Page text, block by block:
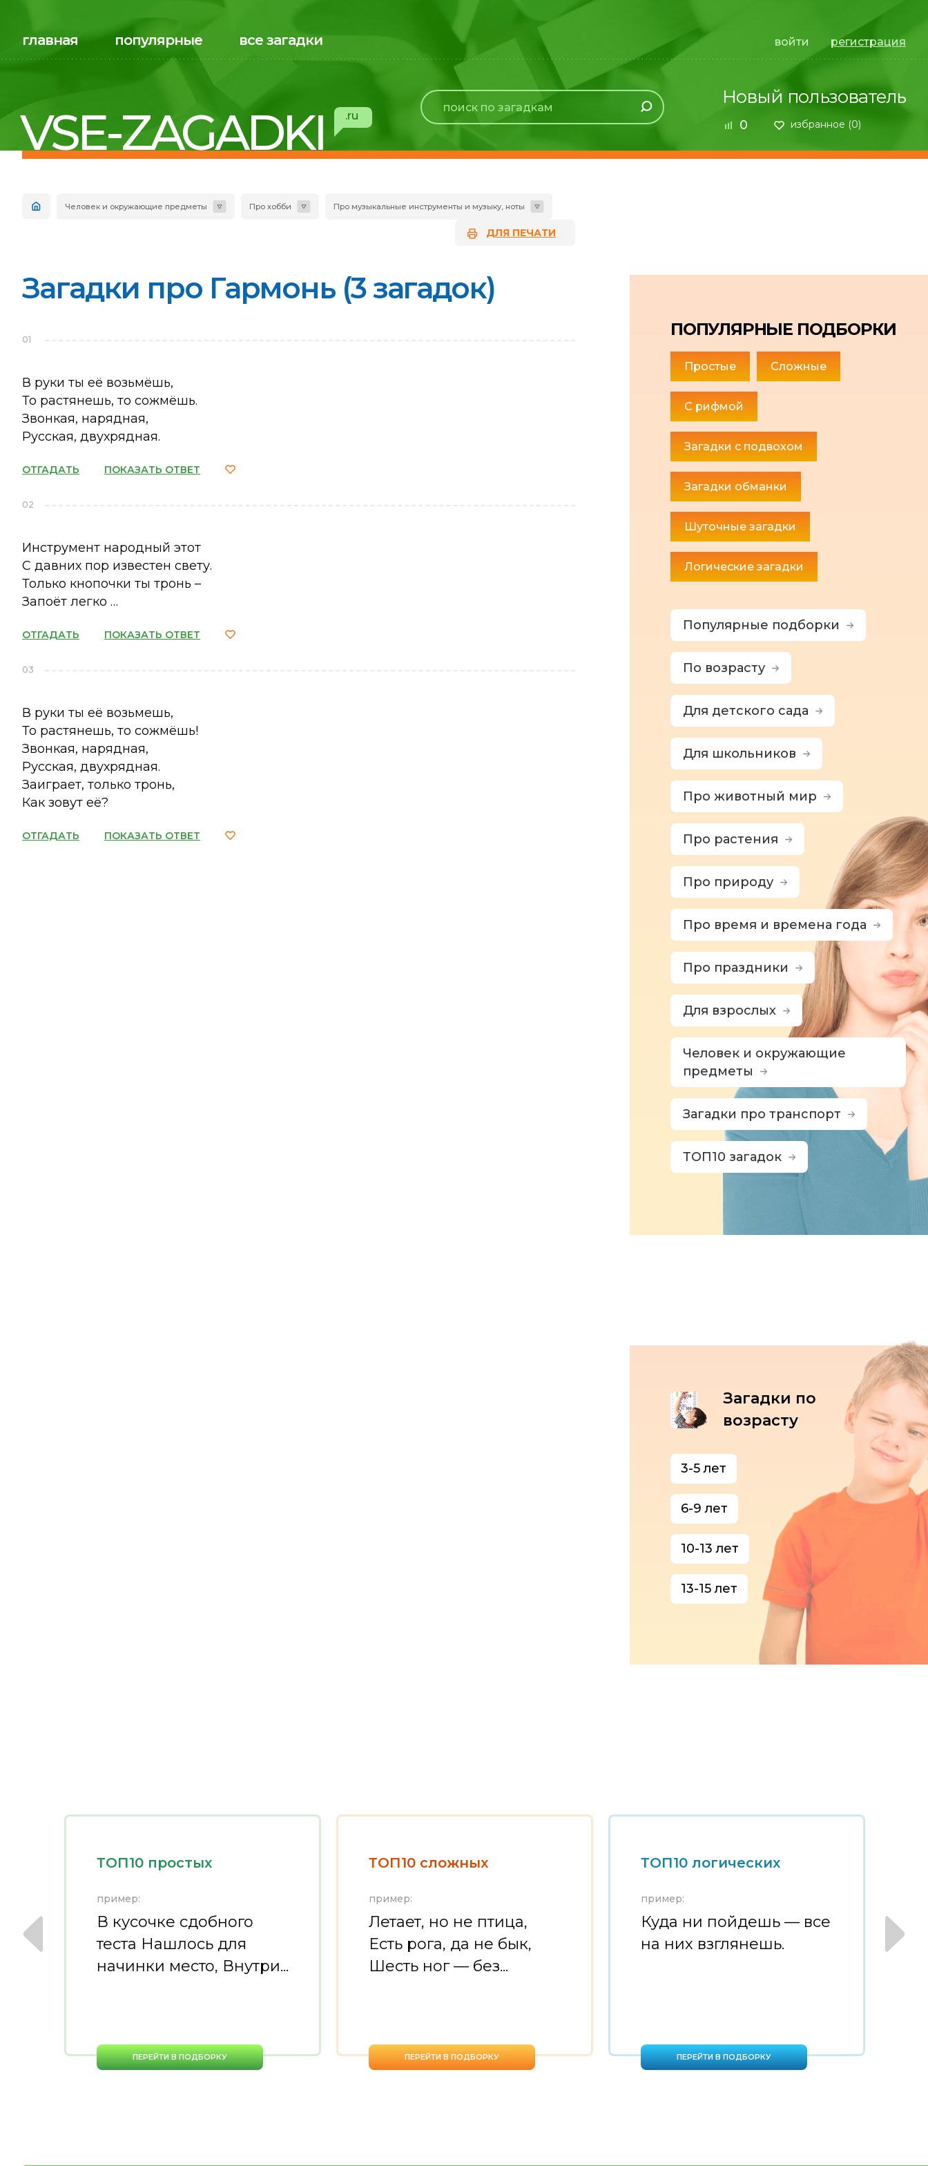
главная популярные все загадки войти регистрация
VSE-ZAGADKI .ru
Новый пользователь
0 избранное (0)
Человек и окружающие предметы Про хобби Про музыкальные инструменты и музыку, ноты
ДЛЯ ПЕЧАТИ
Загадки про Гармонь (3 загадок)
01
В руки ты её возьмёшь,
То растянешь, то сожмёшь.
Звонкая, нарядная,
Русская, двухрядная.
ОТГАДАТЬ ПОКАЗАТЬ ОТВЕТ
02
Инструмент народный этот
С давних пор известен свету.
Только кнопочки ты тронь –
Запоёт легко …
ОТГАДАТЬ ПОКАЗАТЬ ОТВЕТ
03
В руки ты её возьмешь,
То растянешь, то сожмёшь!
Звонкая, нарядная,
Русская, двухрядная.
Заиграет, только тронь,
Как зовут её?
ОТГАДАТЬ ПОКАЗАТЬ ОТВЕТ
ПОПУЛЯРНЫЕ ПОДБОРКИ
Простые Сложные
С рифмой
Загадки с подвохом
Загадки обманки
Шуточные загадки
Логические загадки
Популярные подборки
По возрасту
Для детского сада
Для школьников
Про животный мир
Про растения
Про природу
Про время и времена года
Про праздники
Для взрослых
Человек и окружающие
предметы
Загадки про транспорт
ТОП10 загадок
Загадки по
возрасту
3-5 лет
6-9 лет
10-13 лет
13-15 лет
ТОП10 простых
пример:
В кусочке сдобного
теста Нашлось для
начинки место, Внутри...
ПЕРЕЙТИ В ПОДБОРКУ
ТОП10 сложных
пример:
Летает, но не птица,
Есть рога, да не бык,
Шесть ног — без...
ПЕРЕЙТИ В ПОДБОРКУ
ТОП10 логических
пример:
Куда ни пойдешь — все
на них взглянешь.
ПЕРЕЙТИ В ПОДБОРКУ